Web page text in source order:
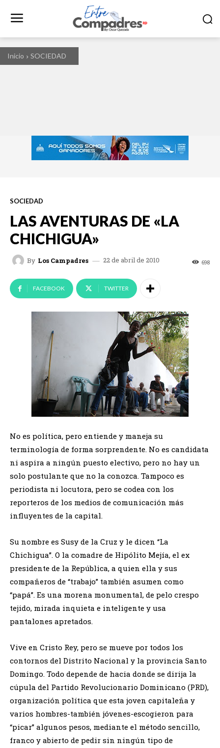
Inicio SOCIEDAD
SOCIEDAD
LAS AVENTURAS DE «LA
CHICHIGUA»
By Los Campadres 22 de abril de 2010 698
FACEBOOK TWITTER
No es política, pero entiende y maneja su
terminología de forma sorprendente. No es candidata
ni aspira a ningún puesto electivo, pero no hay un
solo postulante que no la conozca. Tampoco es
periodista ni locutora, pero se codea con los
reporteros de los medios de comunicación más
influyentes de la capital.
Su nombre es Susy de la Cruz y le dicen “La
Chichigua”. O la comadre de Hipólito Mejía, el ex
presidente de la República, a quien ella y sus
compañeros de “trabajo” también asumen como
“papá”. Es una morena monumental, de pelo crespo
tejido, mirada inquieta e inteligente y usa
pantalones apretados.
Vive en Cristo Rey, pero se mueve por todos los
contornos del Distrito Nacional y la provincia Santo
Domingo. Todo depende de hacia donde se dirija la
cúpula del Partido Revolucionario Dominicano (PRD),
organización política que esta joven capitaleña y
varios hombres-también jóvenes-escogieron para
“picar” algunos pesos, mediante el método sencillo,
franco y abierto de pedir sin ningún tipo de